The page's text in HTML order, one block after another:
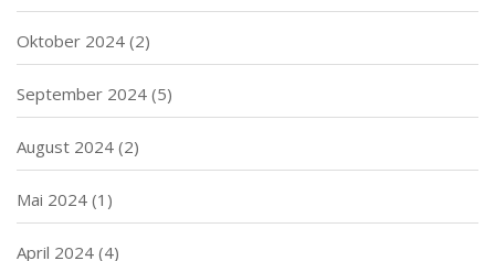
Oktober 2024 (2)
September 2024 (5)
August 2024 (2)
Mai 2024 (1)
April 2024 (4)